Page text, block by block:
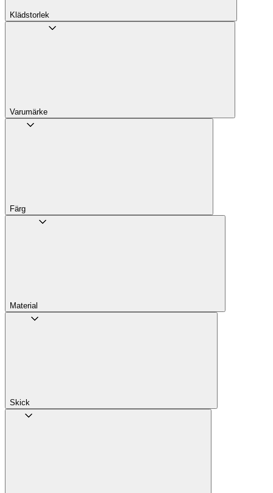
Klädstorlek
Varumärke
Färg
Material
Skick